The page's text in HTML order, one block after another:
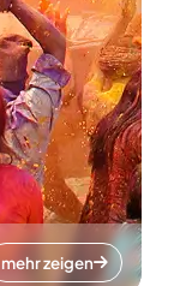
mehr zeigen